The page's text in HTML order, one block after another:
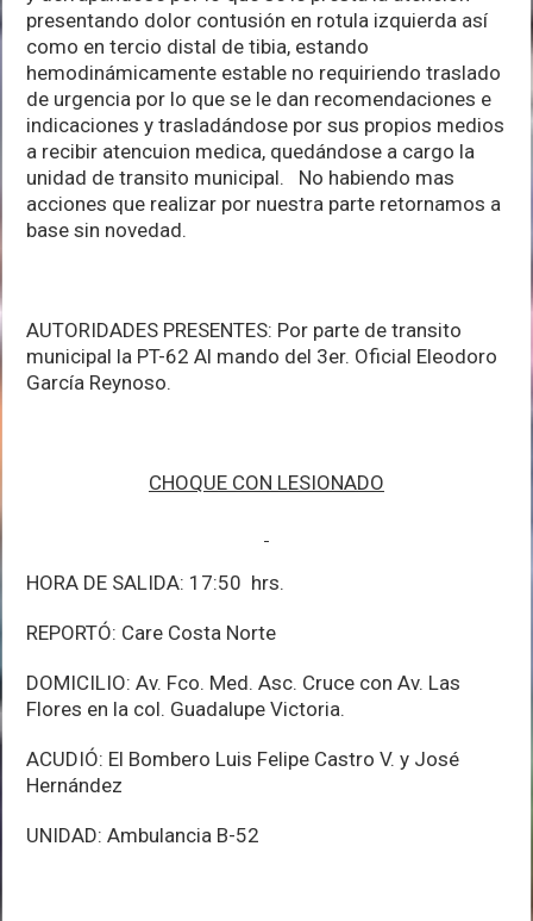
presentando dolor contusión en rotula izquierda así
como en tercio distal de tibia, estando
hemodinámicamente estable no requiriendo traslado
de urgencia por lo que se le dan recomendaciones e
indicaciones y trasladándose por sus propios medios
a recibir atencuion medica, quedándose a cargo la
unidad de transito municipal. No habiendo mas
acciones que realizar por nuestra parte retornamos a
base sin novedad.
AUTORIDADES PRESENTES: Por parte de transito
municipal la PT-62 Al mando del 3er. Oficial Eleodoro
García Reynoso.
CHOQUE CON LESIONADO
HORA DE SALIDA: 17:50 hrs.
REPORTÓ: Care Costa Norte
DOMICILIO: Av. Fco. Med. Asc. Cruce con Av. Las
Flores en la col. Guadalupe Victoria.
ACUDIÓ: El Bombero Luis Felipe Castro V. y José
Hernández
UNIDAD: Ambulancia B-52